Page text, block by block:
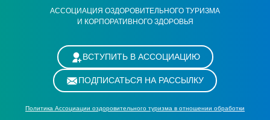
АССОЦИАЦИЯ ОЗДОРОВИТЕЛЬНОГО ТУРИЗМА
И КОРПОРАТИВНОГО ЗДОРОВЬЯ
ВСТУПИТЬ В АССОЦИАЦИЮ
ПОДПИСАТЬСЯ НА РАССЫЛКУ
Политика Ассоциации оздоровительного туризма в отношении обработки